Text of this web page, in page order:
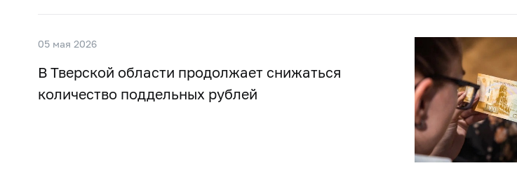
05 мая 2026
В Тверской области продолжает снижаться
количество поддельных рублей